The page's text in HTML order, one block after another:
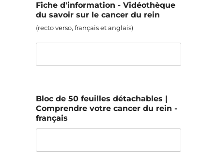
Fiche d'information - Vidéothèque
du savoir sur le cancer du rein
(recto verso, français et anglais)
Bloc de 50 feuilles détachables |
Comprendre votre cancer du rein -
français